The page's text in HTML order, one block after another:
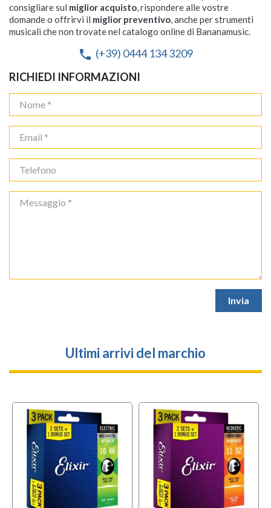
consigliare sul miglior acquisto, rispondere alle vostre
domande o offrirvi il miglior preventivo, anche per strumenti
musicali che non trovate nel catalogo online di Bananamusic.
phone (+39) 0444 134 3209
RICHIEDI INFORMAZIONI
Ultimi arrivi del marchio